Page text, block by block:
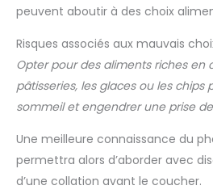
peuvent aboutir à des choix
Risques associés aux mauvais
Opter pour des aliments riches en
pâtisseries, les glaces ou les chips
sommeil et engendrer une prise
Une meilleure connaissance du
permettra alors d’aborder avec
d’une collation avant le coucher.